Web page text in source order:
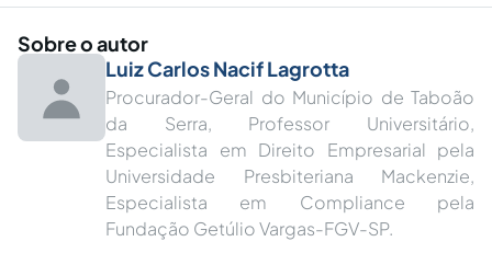
Sobre o autor
Luiz Carlos Nacif Lagrotta
Procurador-Geral do Município de Taboão
da Serra, Professor Universitário,
Especialista em Direito Empresarial pela
Universidade Presbiteriana Mackenzie,
Especialista em Compliance pela
Fundação Getúlio Vargas-FGV-SP.